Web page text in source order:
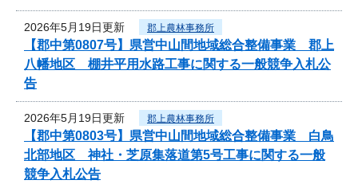
2026年5月19日更新 郡上農林事務所
【郡中第0807号】県営中山間地域総合整備事業 郡上
八幡地区 棚井平用水路工事に関する一般競争入札公
告
2026年5月19日更新 郡上農林事務所
【郡中第0803号】県営中山間地域総合整備事業 白鳥
北部地区 神社・芝原集落道第5号工事に関する一般
競争入札公告